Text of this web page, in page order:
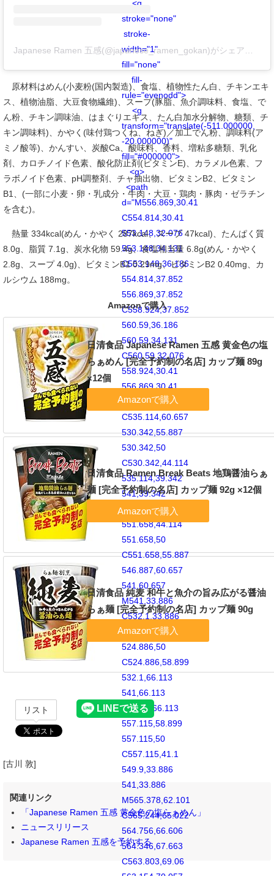
<g
stroke="none"
stroke-
width="1"
fill="none"
fill-
rule="evenodd">
<g
transform="translate(-511.000000,
-20.000000)"
fill="#000000">
<g>
<path
d="M556.869,30.41
C554.814,30.41
553.148,32.076
553.148,34.131
C553.148,36.186
554.814,37.852
556.869,37.852
C558.924,37.852
560.59,36.186
560.59,34.131
C560.59,32.076
558.924,30.41
556.869,30.41
M541,60.657
C535.114,60.657
530.342,55.887
530.342,50
C530.342,44.114
535.114,39.342
541,39.342
C546.887,39.342
551.658,44.114
551.658,50
C551.658,55.887
546.887,60.657
541,60.657
M541,33.886
C532.1,33.886
524.886,41.1
524.886,50
C524.886,58.899
532.1,66.113
541,66.113
C549.9,66.113
557.115,58.899
557.115,50
C557.115,41.1
549.9,33.886
541,33.886
M565.378,62.101
C565.244,65.022
564.756,66.606
564.346,67.663
C563.803,69.06
Japanese Ramen 五感(@japanese_ramen_gokan)がシェアした投稿
原材料はめん(小麦粉(国内製造)、食塩、植物性たん白、チキンエキ
ス、植物油脂、大豆食物繊維)、スープ(豚脂、魚介調味料、食塩、で
ん粉、チキン調味油、はまぐりエキス、たん白加水分解物、糖類、チ
キン調味料)、かやく(味付鶏つくね、ねぎ)／加工でん粉、調味料(ア
ミノ酸等)、かんすい、炭酸Ca、酸味料、香料、増粘多糖類、乳化
剤、カロチノイド色素、酸化防止剤(ビタミンE)、カラメル色素、フ
ラボノイド色素、pH調整剤、チャ抽出物、ビタミンB2、ビタミン
B1、(一部に小麦・卵・乳成分・牛肉・大豆・鶏肉・豚肉・ゼラチン
を含む)。
熱量 334kcal(めん・かやく 287kcal、スープ 47kcal)、たんぱく質
8.0g、脂質 7.1g、炭水化物 59.4g、食塩相当量 6.8g(めん・かやく
2.8g、スープ 4.0g)、ビタミンB1 0.29mg、ビタミンB2 0.40mg、カ
ルシウム 188mg。
Amazonで購入
日清食品 Japanese Ramen 五感 黄金色の塩
らぁめん [完全予約制の名店] カップ麺 89g
×12個
日清食品 Ramen Break Beats 地鶏醤油らぁ
麺 [完全予約制の名店] カップ麺 92g ×12個
日清食品 純麦 和牛と魚介の旨み広がる醤油
らぁ麺 [完全予約制の名店] カップ麺 90g
リスト
[古川 敦]
関連リンク
「Japanese Ramen 五感 黄金色の塩らぁめん」
ニュースリリース
Japanese Ramen 五感を予約する